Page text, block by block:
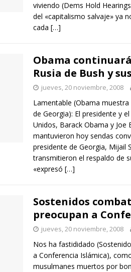
viviendo (Dems Hold
del «capitalismo salvaje» ya
cada […]
Obama
Rusia de Bush y
jueves, 20 noviembre, 2008
Lamentable (Obama
de Georgia): El presidente y
Unidos, Barack Obama y Joe
mantuvieron hoy sendas
presidente de Georgia, Mijail
transmitieron el respaldo de
«expresó […]
Sostenidos
preocupan a
jueves, 20 noviembre, 2008
Nos ha fastididado
a Conferencia Islámica),
musulmanes muertos por